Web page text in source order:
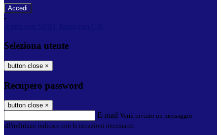
-
Seleziona utente
button close ×
Recupero password
button close ×
E-mail Verrà inviato un messaggio
all'indirizzo indicato con le istruzioni necessarie.